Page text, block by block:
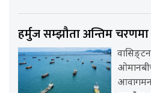
हर्मुज सम्झौता अन्तिम चरणमा
आवागमन